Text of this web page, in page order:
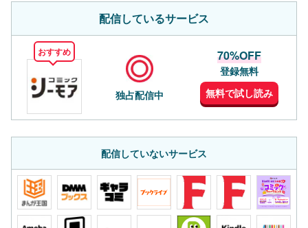
配信しているサービス
おすすめ
独占配信中
70%OFF
登録無料
無料で試し読み
配信していないサービス